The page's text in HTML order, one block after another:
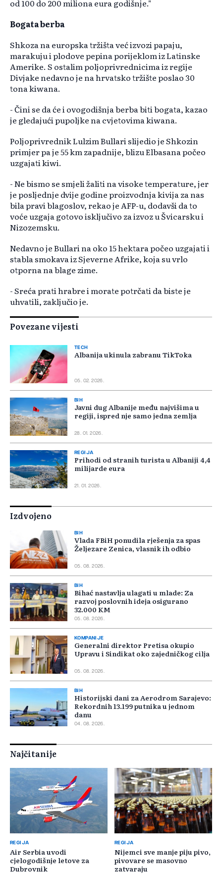
od 100 do 200 miliona eura godišnje."
Bogata berba
Shkoza na europska tržišta već izvozi papaju,
marakuju i plodove pepina porijeklom iz Latinske
Amerike. S ostalim poljoprivrednicima iz regije
Divjake nedavno je na hrvatsko tržište poslao 30
tona kiwana.
- Čini se da će i ovogodišnja berba biti bogata, kazao
je gledajući pupoljke na cvjetovima kiwana.
Poljoprivrednik Lulzim Bullari slijedio je Shkozin
primjer pa je 55 km zapadnije, blizu Elbasana počeo
uzgajati kiwi.
- Ne bismo se smjeli žaliti na visoke temperature, jer
je posljednje dvije godine proizvodnja kivija za nas
bila pravi blagoslov, rekao je AFP-u, dodavši da to
voće uzgaja gotovo isključivo za izvoz u Švicarsku i
Nizozemsku.
Nedavno je Bullari na oko 15 hektara počeo uzgajati i
stabla smokava iz Sjeverne Afrike, koja su vrlo
otporna na blage zime.
- Sreća prati hrabre i morate potrčati da biste je
uhvatili, zaključio je.
Povezane vijesti
TECH
Albanija ukinula zabranu TikToka
05. 02. 2026.
BIH
Javni dug Albanije među najvišima u
regiji, ispred nje samo jedna zemlja
28. 01. 2026.
REGIJA
Prihodi od stranih turista u Albaniji 4,4
milijarde eura
21. 01. 2026.
Izdvojeno
BIH
Vlada FBiH ponudila rješenja za spas
Željezare Zenica, vlasnik ih odbio
05. 08. 2026.
BIH
Bihać nastavlja ulagati u mlade: Za
razvoj poslovnih ideja osigurano
32.000 KM
05. 08. 2026.
KOMPANIJE
Generalni direktor Pretisa okupio
Upravu i Sindikat oko zajedničkog cilja
05. 08. 2026.
BIH
Historijski dani za Aerodrom Sarajevo:
Rekordnih 13.199 putnika u jednom
danu
04. 08. 2026.
Najčitanije
REGIJA
Air Serbia uvodi
cjelogodišnje letove za
Dubrovnik
REGIJA
Nijemci sve manje piju pivo,
pivovare se masovno
zatvaraju